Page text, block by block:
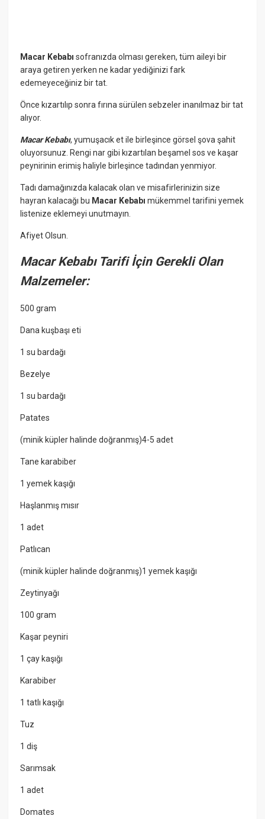
Macar Kebabı sofranızda olması gereken, tüm aileyi bir
araya getiren yerken ne kadar yediğinizi fark
edemeyeceğiniz bir tat.
Önce kızartılıp sonra fırına sürülen sebzeler inanılmaz bir tat
alıyor.
Macar Kebabı, yumuşacık et ile birleşince görsel şova şahit
oluyorsunuz. Rengi nar gibi kızartılan beşamel sos ve kaşar
peynirinin erimiş haliyle birleşince tadından yenmiyor.
Tadı damağınızda kalacak olan ve misafirlerinizin size
hayran kalacağı bu Macar Kebabımükemmel tarifini yemek
listenize eklemeyi unutmayın.
Afiyet Olsun.
Macar Kebabı Tarifi İçin Gerekli Olan
Malzemeler:
500 gram
Dana kuşbaşı eti
1 su bardağı
Bezelye
1 su bardağı
Patates
(minik küpler halinde doğranmış)4-5 adet
Tane karabiber
1 yemek kaşığı
Haşlanmış mısır
1 adet
Patlıcan
(minik küpler halinde doğranmış)1 yemek kaşığı
Zeytinyağı
100 gram
Kaşar peyniri
1 çay kaşığı
Karabiber
1 tatlı kaşığı
Tuz
1 diş
Sarımsak
1 adet
Domates